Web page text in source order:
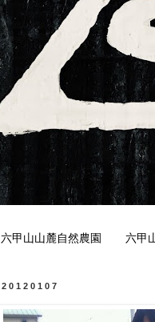
六甲山山麓自然農園 六甲
20120107